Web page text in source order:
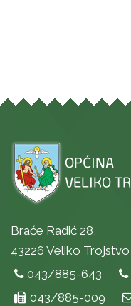
Braće Radić 28,
43226 Veliko Trojstvo
043/885-643
043/885-009